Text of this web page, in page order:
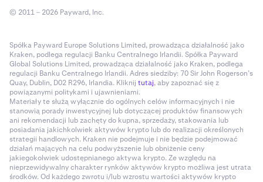
© 2011 – 2026 Payward, Inc.
Spółka Payward Europe Solutions Limited, prowadząca działalność jako
Kraken, podlega regulacji Banku Centralnego Irlandii. Spółka Payward
Global Solutions Limited, prowadząca działalność jako Kraken, podlega
regulacji Banku Centralnego Irlandii. Adres siedziby: 70 Sir John Rogerson’s
Quay, Dublin, D02 R296, Irlandia. Kliknij tutaj, aby zapoznać się z
powiązanymi politykami i ujawnieniami.
Materiały te służą wyłącznie do ogólnych celów informacyjnych i nie
stanowią porady inwestycyjnej lub dotyczącej produktów finansowych
ani rekomendacji lub zachęty do kupna, sprzedaży, stakowania lub
posiadania jakichkolwiek aktywów krypto lub do realizacji określonych
strategii handlowych. Kraken nie podejmuje i nie będzie podejmować
działań mających na celu podwyższenie lub obniżenie ceny
jakiegokolwiek udostępnianego aktywa krypto. Ze względu na
nieprzewidywalny charakter rynków aktywów krypto możliwa jest utrata
środków. Od każdego zwrotu i/lub wzrostu wartości aktywów krypto